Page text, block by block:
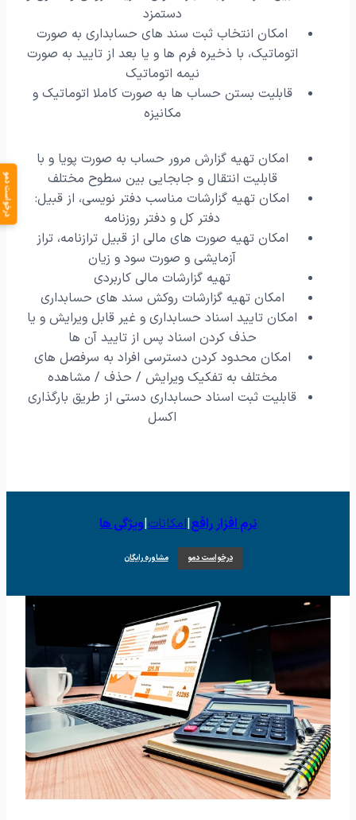
دستمزد
امکان انتخاب ثبت سند های حسابداری به صورت
اتوماتیک، با ذخیره فرم ها و یا بعد از تایید به صورت
نیمه اتوماتیک
قابلیت بستن حساب ها به صورت کاملا اتوماتیک و
مکانیزه
امکان تهیه گزارش مرور حساب به صورت پویا و با
قابلیت انتقال و جابجایی بین سطوح مختلف
امکان تهیه گزارشات مناسب دفتر نویسی، از قبیل:
دفتر کل و دفتر روزنامه
امکان تهیه صورت های مالی از قبیل ترازنامه، تراز
آزمایشی و صورت سود و زیان
تهیه گزارشات مالی کاربردی
امکان تهیه گزارشات روکش سند های حسابداری
امکان تایید اسناد حسابداری و غیر قابل ویرایش و یا
حذف کردن اسناد پس از تایید آن ها
امکان محدود کردن دسترسی افراد به سرفصل های
مختلف به تفکیک ویرایش / حذف / مشاهده
قابلیت ثبت اسناد حسابداری دستی از طریق بارگذاری
اکسل
نرم افزار رافع|امکانات|ویژگی ها
درخواست دمو مشاوره رایگان
درخواست دمو